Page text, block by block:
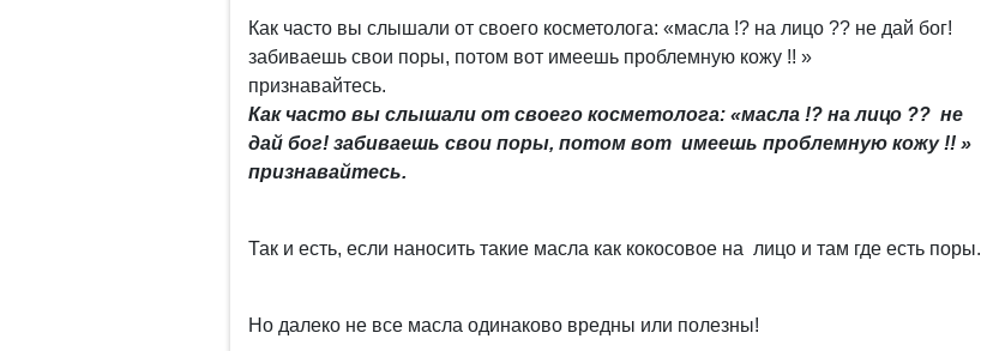
Как часто вы слышали от своего косметолога: «масла !? на лицо ?? не дай бог!
забиваешь свои поры, потом вот имеешь проблемную кожу !! »
признавайтесь.
Как часто вы слышали от своего косметолога: «масла !? на лицо ?? не
дай бог! забиваешь свои поры, потом вот имеешь проблемную кожу !! »
признавайтесь.
Так и есть, если наносить такие масла как кокосовое на лицо и там где есть поры.
Но далеко не все масла одинаково вредны или полезны!